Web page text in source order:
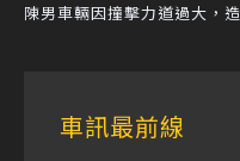
陳男車輛因撞擊力道過大，
車訊最前線